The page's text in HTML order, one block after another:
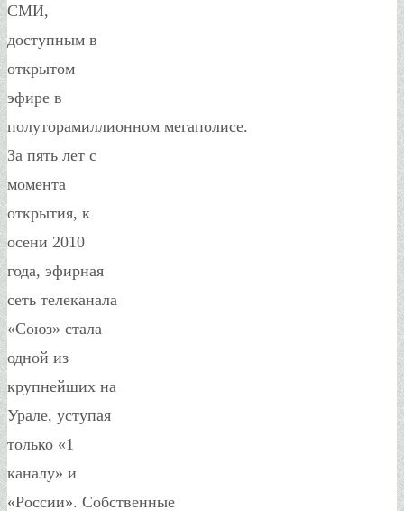
СМИ,
доступным в
открытом
эфире в
полуторамиллионном мегаполисе.
За пять лет с
момента
открытия, к
осени 2010
года, эфирная
сеть телеканала
«Союз» стала
одной из
крупнейших на
Урале, уступая
только «1
каналу» и
«России». Собственные